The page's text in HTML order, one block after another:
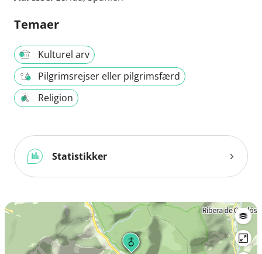
Temaer
Kulturel arv
Pilgrimsrejser eller pilgrimsfærd
Religion
Statistikker